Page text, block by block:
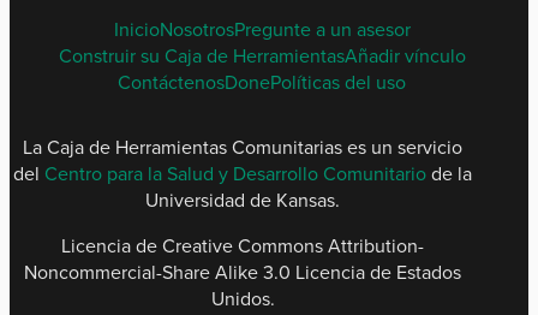
Capítulo
8.
SPANISH
FOOTER
MENU
InicioNosotrosPregunte a un asesor
Construir su Caja de HerramientasAñadir vínculo
ContáctenosDonePolíticas del uso
La Caja de Herramientas Comunitarias es un servicio
del Centro para la Salud y Desarrollo Comunitariode la
Universidad de Kansas.
Licencia de Creative Commons Attribution-
Noncommercial-Share Alike 3.0 Licencia de Estados
Unidos.